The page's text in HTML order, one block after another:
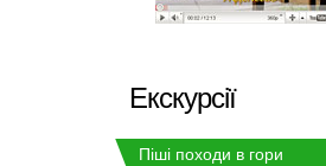
Екскурсії
Піші походи в гори